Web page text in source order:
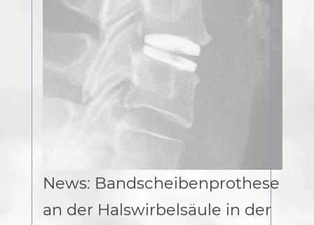
News: Bandscheibenprothese
an der Halswirbelsäule in der